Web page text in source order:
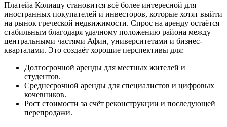
Платейа Колиацу становится всё более интересной для
иностранных покупателей и инвесторов, которые хотят выйти
на рынок греческой недвижимости. Спрос на аренду остаётся
стабильным благодаря удачному положению района между
центральными частями Афин, университетами и бизнес-
кварталами. Это создаёт хорошие перспективы для:
Долгосрочной аренды для местных жителей и
студентов.
Среднесрочной аренды для специалистов и цифровых
кочевников.
Рост стоимости за счёт реконструкции и последующей
перепродажи.